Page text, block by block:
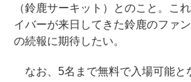
（鈴鹿サーキット）とのこと。こ
イバーが来日してきた鈴鹿のファ
の続報に期待したい。
なお、5名まで無料で入場可能と